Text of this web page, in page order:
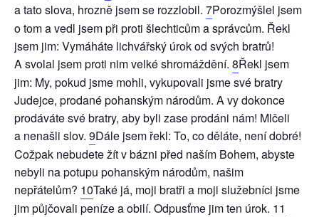
a tato slova, hrozně jsem se rozzlobil. 7Porozmýšlel jsem
o tom a vedl jsem při proti šlechticům a správcům. Řekl
jsem jim: Vymáháte lichvářský úrok od svých bratrů!
A svolal jsem proti nim velké shromáždění. 8Řekl jsem
jim: My, pokud jsme mohli, vykupovali jsme své bratry
Judejce, prodané pohanským národům. A vy dokonce
prodáváte své bratry, aby byli zase prodáni nám! Mlčeli
a nenašli slov. 9Dále jsem řekl: To, co děláte, není dobré!
Cožpak nebudete žít v bázni před naším Bohem, abyste
nebyli na potupu pohanským národům, našim
nepřátelům? 10Také já, moji bratři a moji služebníci jsme
jim půjčovali peníze a obilí. Odpusťme jim ten úrok. 11